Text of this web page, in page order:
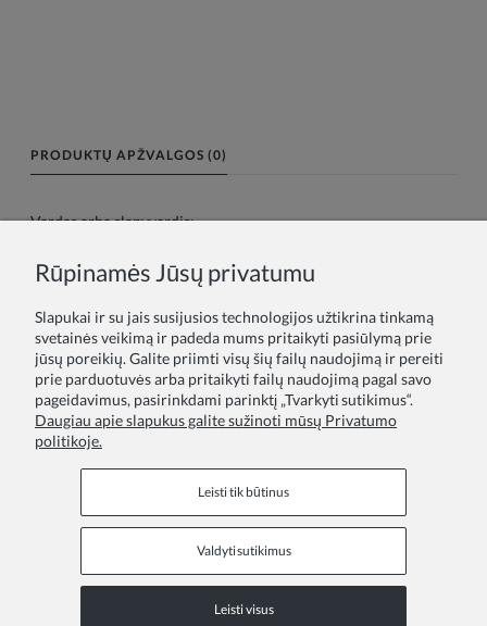
PRODUKTŲ APŽVALGOS (0)
Vardas arba slapyvardis:
Informaciniai puslapiai
Rūpinamės Jūsų privatumu
Slapukai ir su jais susijusios technologijos užtikrina tinkamą
svetainės veikimą ir padeda mums pritaikyti pasiūlymą prie
jūsų poreikių. Galite priimti visų šių failų naudojimą ir pereiti
prie parduotuvės arba pritaikyti failų naudojimą pagal savo
pageidavimus, pasirinkdami parinktį „Tvarkyti sutikimus“.
Daugiau apie slapukus galite sužinoti mūsų Privatumo
politikoje.
Leisti tik būtinus
Valdyti sutikimus
Leisti visus